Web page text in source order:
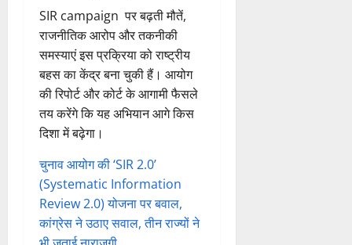
SIR campaign पर बढ़ती मौतें,
राजनीतिक आरोप और तकनीकी
समस्याएं इस प्रक्रिया को राष्ट्रीय
बहस का केंद्र बना चुकी हैं। आयोग
की रिपोर्ट और कोर्ट के आगामी फैसले
तय करेंगे कि यह अभियान आगे किस
दिशा में बढ़ेगा।
चुनाव आयोग की ‘SIR 2.0’
(Systematic Information
Review 2.0) योजना पर बवाल,
कांग्रेस ने उठाए सवाल, तीन राज्यों ने